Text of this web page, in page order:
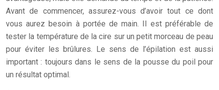
Avant de commencer, assurez-vous d’avoir tout ce dont
vous aurez besoin à portée de main. Il est préférable de
tester la température de la cire sur un petit morceau de peau
pour éviter les brûlures. Le sens de l’épilation est aussi
important : toujours dans le sens de la pousse du poil pour
un résultat optimal.